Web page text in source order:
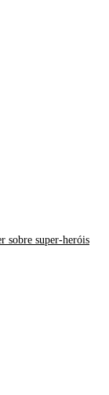
sobre super-heróis